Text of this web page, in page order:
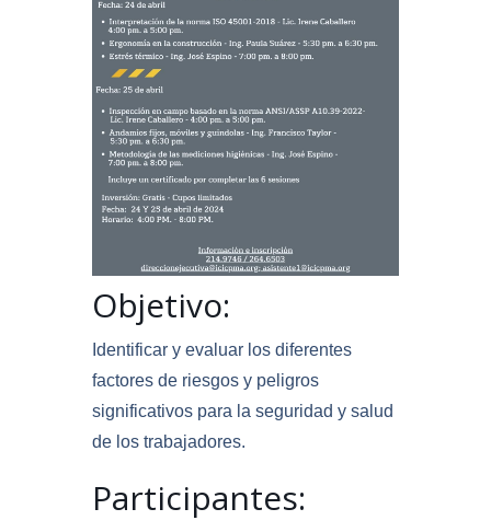
Objetivo:
Identificar y evaluar los diferentes
factores de riesgos y peligros
significativos para la seguridad y salud
de los trabajadores.
Participantes: